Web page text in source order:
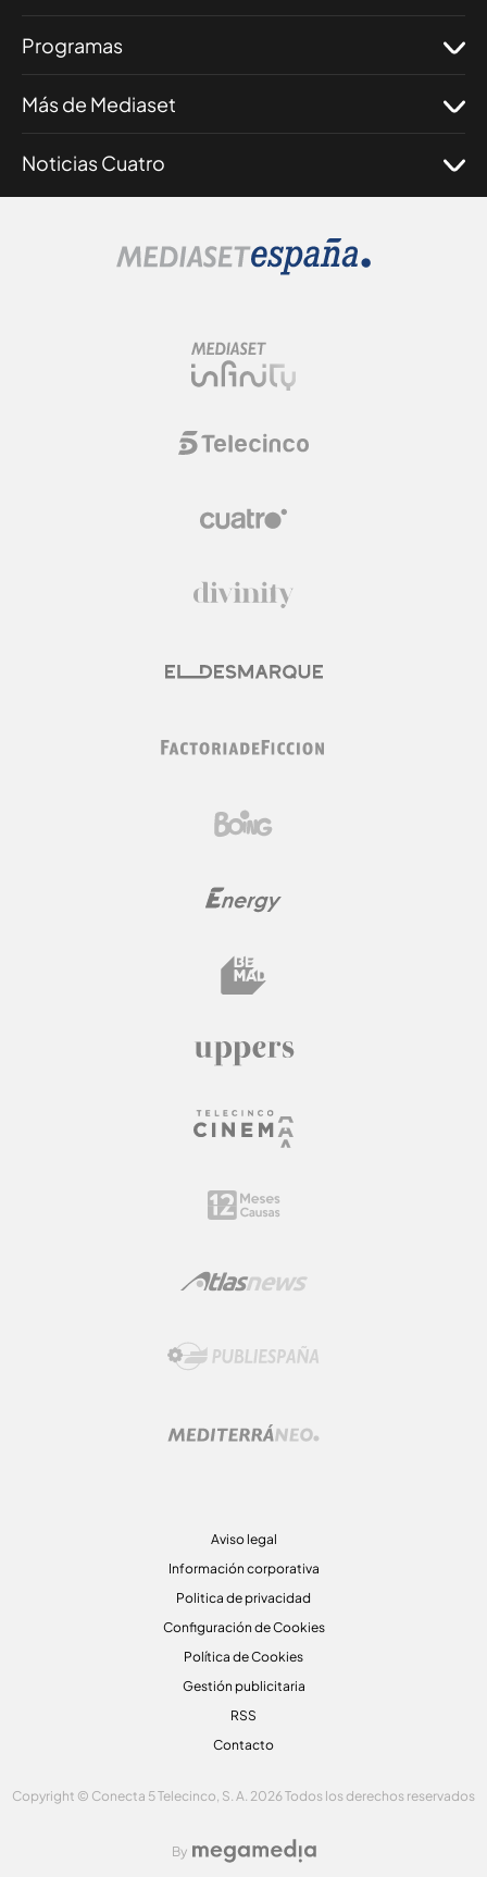
Programas
Más de Mediaset
Noticias Cuatro
Aviso legal
Información corporativa
Politica de privacidad
Configuración de Cookies
Política de Cookies
Gestión publicitaria
RSS
Contacto
Copyright © Conecta 5 Telecinco, S. A. 2026 Todos los derechos reservados
By